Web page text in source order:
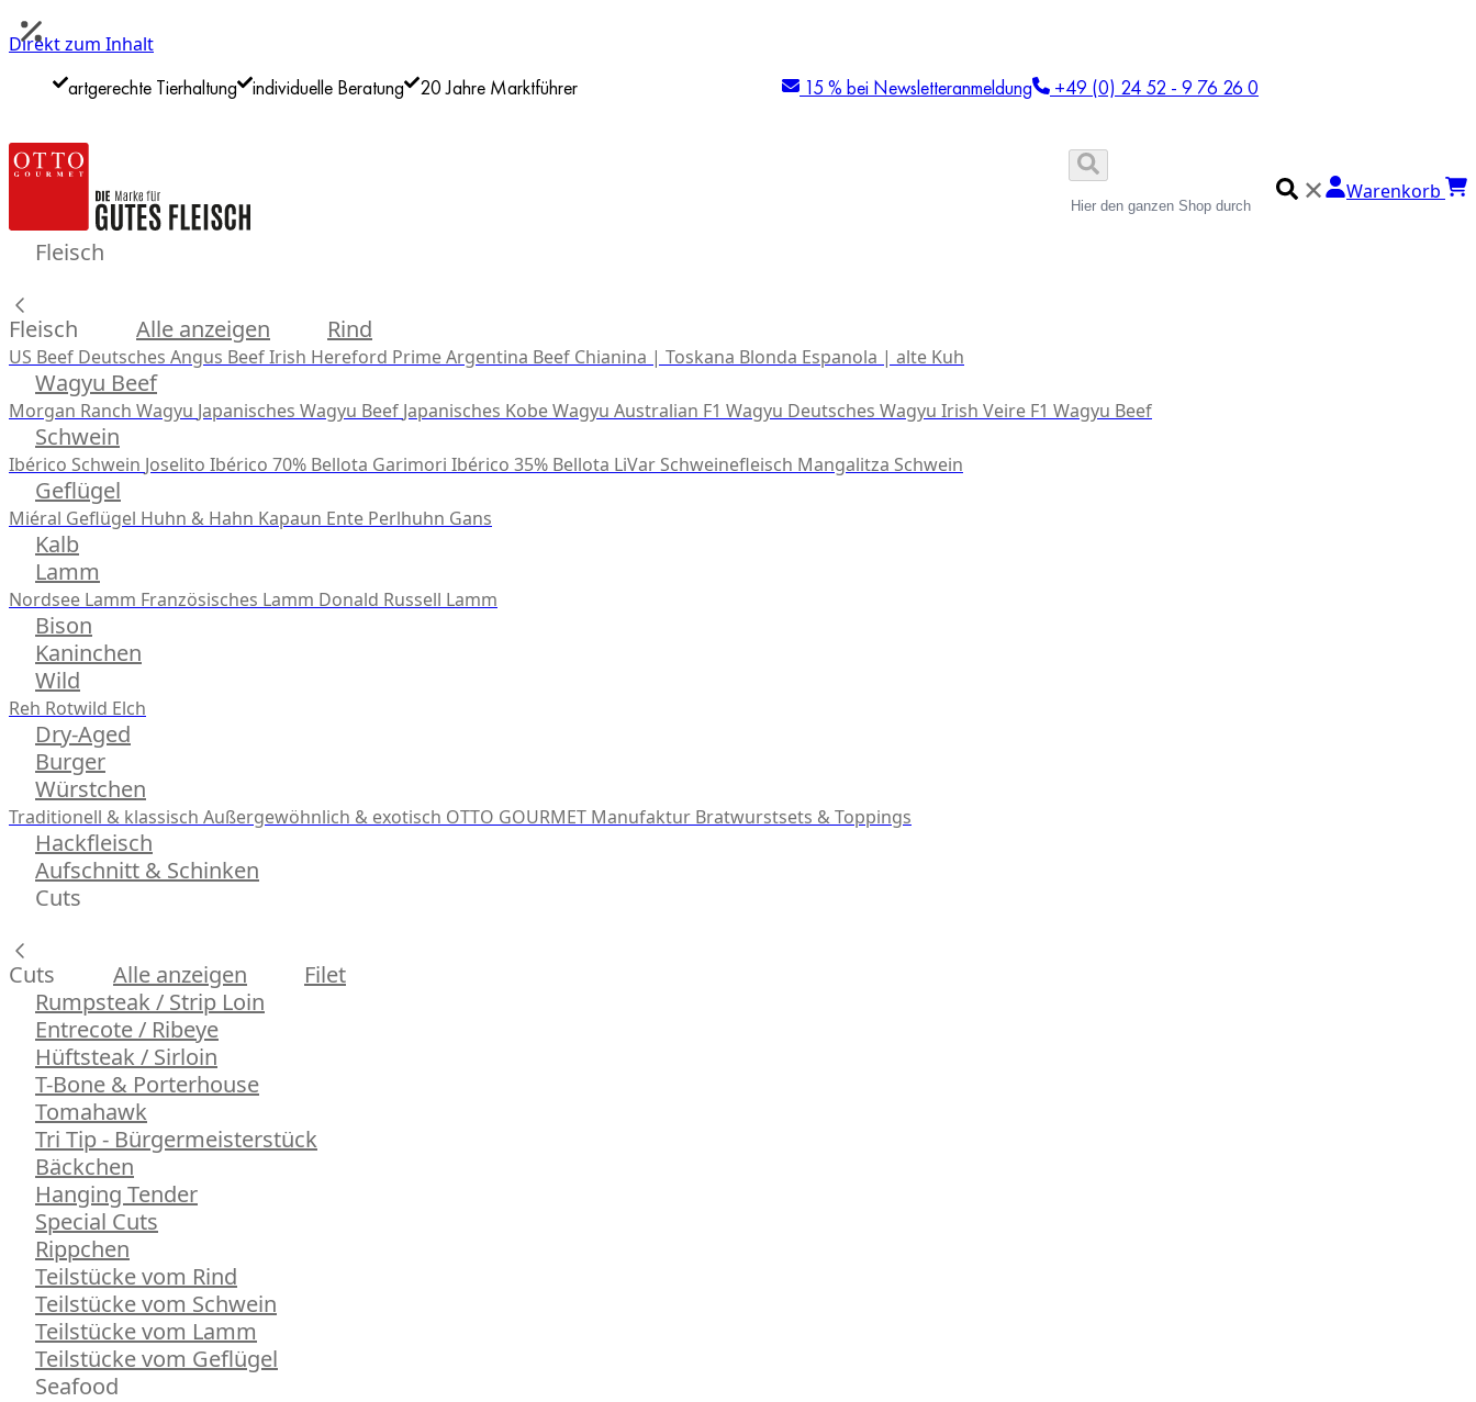
Direkt zum Inhalt
artgerechte Tierhaltung individuelle Beratung 20 Jahre Marktführer 15 % bei Newsletteranmeldung +49 (0) 24 52 - 9 76 26 0
✕ Warenkorb
Fleisch
Fleisch Alle anzeigen Rind
US Beef Deutsches Angus BeefIrish Hereford PrimeArgentina Beef Chianina | Toskana Blonda Espanola | alte Kuh
Wagyu Beef
Morgan Ranch Wagyu Japanisches Wagyu Beef Japanisches Kobe Wagyu Australian F1 Wagyu Deutsches Wagyu Irish Veire F1 Wagyu Beef
Schwein
Ibérico Schwein Joselito Ibérico 70% Bellota Garimori Ibérico 35% Bellota LiVar Schweinefleisch Mangalitza Schwein
Geflügel
Miéral Geflügel Huhn & Hahn Kapaun Ente Perlhuhn Gans
Kalb
Lamm
Nordsee Lamm Französisches Lamm Donald Russell Lamm
Bison
Kaninchen
Wild
Reh Rotwild Elch
Dry-Aged
Burger
Würstchen
Traditionell & klassisch Außergewöhnlich & exotisch OTTO GOURMET Manufaktur Bratwurstsets & Toppings
Hackfleisch
Aufschnitt & Schinken
Cuts
Cuts Alle anzeigen
Filet
Rumpsteak / Strip Loin
Entrecote / Ribeye
Hüftsteak / Sirloin
T-Bone & Porterhouse
Tomahawk
Tri Tip - Bürgermeisterstück
Bäckchen
Hanging Tender
Special Cuts
Rippchen
Teilstücke vom Rind
Teilstücke vom Schwein
Teilstücke vom Lamm
Teilstücke vom Geflügel
Seafood